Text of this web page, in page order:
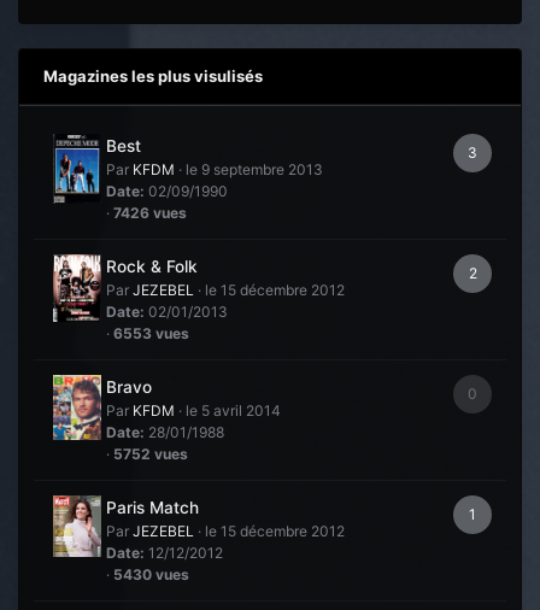
Magazines les plus visulisés
3
Best
Par KFDM · le 9 septembre 2013
Date: 02/09/1990
· 7426 vues
2
Rock & Folk
Par JEZEBEL · le 15 décembre 2012
Date: 02/01/2013
· 6553 vues
0
Bravo
Par KFDM · le 5 avril 2014
Date: 28/01/1988
· 5752 vues
1
Paris Match
Par JEZEBEL · le 15 décembre 2012
Date: 12/12/2012
· 5430 vues